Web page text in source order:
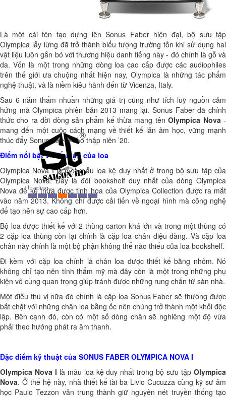
Là một cái tên tạo dựng lên Sonus Faber hiện đại, bộ sưu tập
Olympica lẫy lừng đã trở thành biểu tượng trường tồn khi sử dụng hai
vật liệu luôn gắn bó với thương hiệu danh tiếng này - đó chính là gỗ và
da. Vốn là một trong những dòng loa cao cấp được các audiophiles
trên thế giới ưa chuộng nhất hiện nay, Olympica là những tác phẩm
nghệ thuật, và là niềm kiêu hãnh đến từ Vicenza, Italy.
Sau 6 năm thấm nhuần những giá trị cũng như tích luỹ nguồn cảm
hứng mà Olympica phiên bản 2013 mang lại. Sonus Faber đã chính
thức cho ra đời dòng sản phẩm kế thừa mang tênOlympica Nova -
mang đến một cuộc cách mạng về thiết kế lẫn âm học, vững mạnh
thúc đẩy Sonus Faber vào thập niên ’20.
Điểm nổi bật về cấu tạo của loa
Olympica Nova Ilà một mẫu loa kệ duy nhất ở trong bộ sưu tập của
Olympica Nova. Đây là đôi bookshelf duy nhất của dòng Olympica
Nova để kế thừa được tinh hoa của Olympica Collection được ra mắt
vào năm 2013. Không chỉ được cải tiến về ngoại hình mà công nghệ
để tạo nên sự cao cấp hơn.
Bộ loa được thiết kế với 2 thùng carton khá lớn và trong một thùng có
2 cặp loa thùng còn lại chính là cặp loa chân điệu đàng. Và cặp loa
chân này chính là một bộ phận không thể nào thiếu của loa bookshelf.
Đi kèm với cặp loa chính là chân loa được thiết kế bằng nhôm. Nó
không chỉ tạo nên tính thẩm mỹ mà đây còn là một trong những phụ
kiện vô cùng quan trọng giúp tránh được những rung chấn từ sàn nhà.
Một điều thú vị nữa đó chính là cặp loa Sonus Faber sẽ thường được
bắt chặt với những chân loa bằng ốc nên chúng trở thành một khối độc
lập. Bên cạnh đó, còn có một số dòng chân sẽ nghiêng một độ vừa
phải theo hướng phát ra âm thanh.
Đặc điểm kỹ thuật của SONUS FABER OLYMPICA NOVA I
Olympica Nova I là mẫu loa kệ duy nhất trong bộ sưu tậpOlympica
Nova. Ở thế hệ này, nhà thiết kế tài ba Livio Cucuzza cùng kỹ sư âm
học Paulo Tezzon vẫn trung thành giữ nguyên nét truyền thống tạo